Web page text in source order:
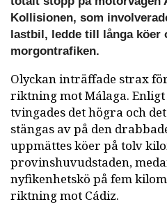
Kollisionen, som
lastbil, ledde till långa köer
morgontrafiken.
Olyckan inträffade strax
riktning mot Málaga.
tvingades det högra och
stängas av på den
uppmättes köer på tolv
provinshuvudstaden,
nyfikenhetskö på fem
riktning mot Cádiz.